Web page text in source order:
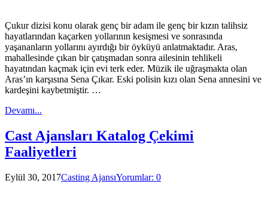
Çukur dizisi konu olarak genç bir adam ile genç bir kızın talihsiz
hayatlarından kaçarken yollarının kesişmesi ve sonrasında
yaşananların yollarını ayırdığı bir öyküyü anlatmaktadır. Aras,
mahallesinde çıkan bir çatışmadan sonra ailesinin tehlikeli
hayatından kaçmak için evi terk eder. Müzik ile uğraşmakta olan
Aras’ın karşısına Sena Çıkar. Eski polisin kızı olan Sena annesini ve
kardeşini kaybetmiştir. …
Devamı...
Cast Ajansları Katalog Çekimi
Faaliyetleri
Eylül 30, 2017Casting AjansıYorumlar: 0